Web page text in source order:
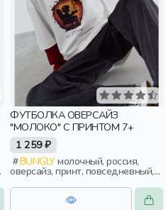
ФУТБОЛКА ОВЕРСАЙЗ
"МОЛОКО" С ПРИНТОМ 7+
1 259 ₽
BUNGLYмолочный, россия,
оверсайз, принт, повседневный,
мальчики, школьники, подростки,
дети